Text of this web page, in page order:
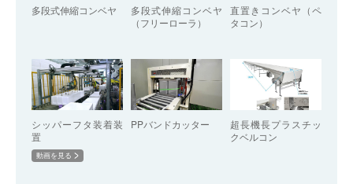
多段式伸縮コンベヤ
多段式伸縮コンベヤ
（フリーローラ）
直置きコンベヤ（ペ
タコン）
シッパーフタ装着装
置
動画を見る
PPバンドカッター
超長機長プラスチッ
クベルコン